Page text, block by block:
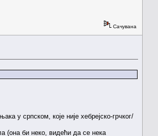
Сачувана
у српском, које није хебрејско-грчког/
(она би неко, видећи да се нека